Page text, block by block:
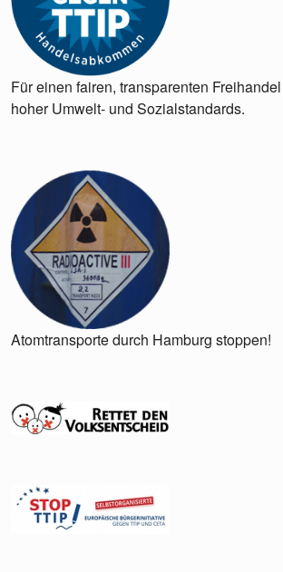
Für einen fairen, transparenten
hoher Umwelt- und Sozialstandards.
Atomtransporte durch Hamburg stoppen!